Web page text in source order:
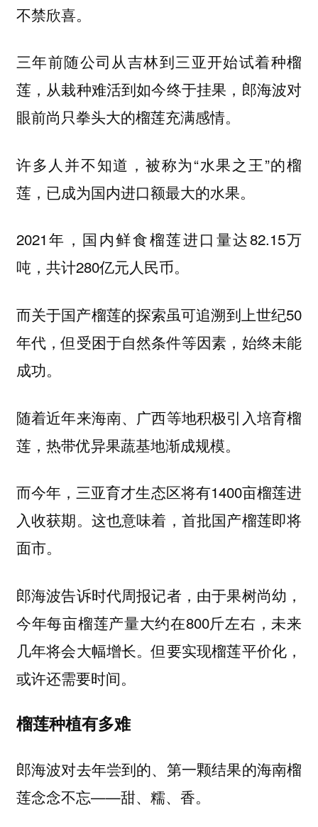
不禁欣喜。
三年前随公司从吉林到三亚开始试着种榴
莲，从栽种难活到如今终于挂果，郎海波对
眼前尚只拳头大的榴莲充满感情。
许多人并不知道，被称为“水果之王”的榴
莲，已成为国内进口额最大的水果。
2021年，国内鲜食榴莲进口量达82.15万
吨，共计280亿元人民币。
而关于国产榴莲的探索虽可追溯到上世纪50
年代，但受困于自然条件等因素，始终未能
成功。
随着近年来海南、广西等地积极引入培育榴
莲，热带优异果蔬基地渐成规模。
而今年，三亚育才生态区将有1400亩榴莲进
入收获期。这也意味着，首批国产榴莲即将
面市。
郎海波告诉时代周报记者，由于果树尚幼，
今年每亩榴莲产量大约在800斤左右，未来
几年将会大幅增长。但要实现榴莲平价化，
或许还需要时间。
榴莲种植有多难
郎海波对去年尝到的、第一颗结果的海南榴
莲念念不忘——甜、糯、香。